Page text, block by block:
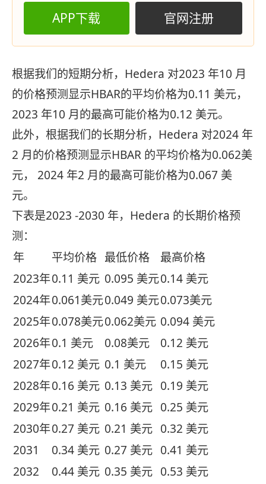
APP下载 官网注册
根据我们的短期分析，Hedera 对2023 年10 月
的价格预测显示HBAR的平均价格为0.11 美元，
2023 年10 月的最高可能价格为0.12 美元。
此外，根据我们的长期分析，Hedera 对2024 年
2 月的价格预测显示HBAR 的平均价格为0.062美
元， 2024 年2 月的最高可能价格为0.067 美
元。
下表是2023 -2030 年，Hedera 的长期价格预
测：
年
平均价格 最低价格
最高价格
2023年0.11 美元 0.095 美元0.14 美元
2024年0.061美元0.049 美元0.073美元
2025年0.078美元0.062美元 0.094 美元
2026年0.1 美元 0.08美元
0.12 美元
2027年0.12 美元 0.1 美元
0.15 美元
2028年0.16 美元 0.13 美元 0.19 美元
2029年0.21 美元 0.16 美元 0.25 美元
2030年0.27 美元 0.21 美元 0.32 美元
2031
0.34 美元 0.27 美元 0.41 美元
2032
0.44 美元 0.35 美元 0.53 美元